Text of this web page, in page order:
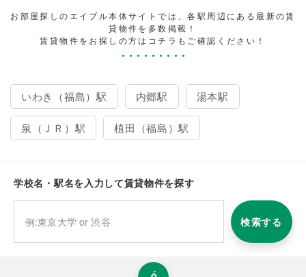
お部屋探しのエイブル本体サイトでは、各駅周辺にある最新の賃
貸物件を多数掲載！
賃貸物件をお探しの方はコチラもご確認ください！
いわき（福島）駅 内郷駅 湯本駅
泉（ＪＲ）駅 植田（福島）駅
学校名・駅名を入力して賃貸物件を探す
検索する